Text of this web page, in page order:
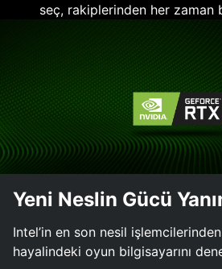
seç, rakiplerinden her zaman
Yeni Neslin Gücü
Intel’in en son nesil
hayalindeki oyun bilgisayarını